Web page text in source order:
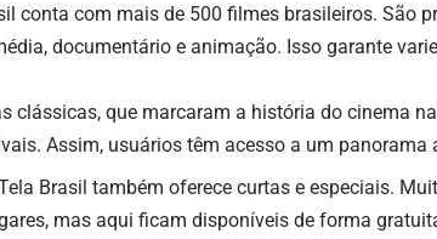
conta com mais de 500 filmes brasileiros. São
documentário e animação. Isso garante
clássicas, que marcaram a história do cinema
Assim, usuários têm acesso a um
Brasil também oferece curtas e especiais.
mas aqui ficam disponíveis de forma